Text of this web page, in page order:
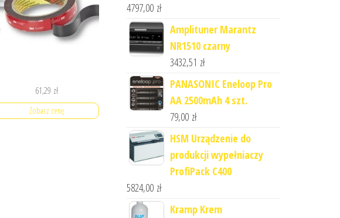
61,29 zł
Zobacz cenę
4797,00 zł
Amplituner Marantz
NR1510 czarny
3432,51 zł
PANASONIC Eneloop Pro
AA 2500mAh 4 szt.
79,00 zł
HSM Urządzenie do
produkcji wypełniaczy
ProfiPack C400
5824,00 zł
Kramp Krem